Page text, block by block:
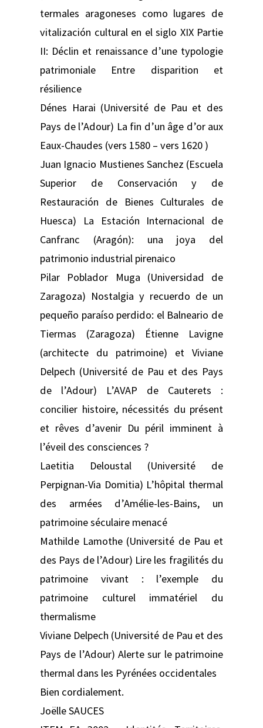
termales aragoneses como lugares de
vitalización cultural en el siglo XIX Partie
II: Déclin et renaissance d’une typologie
patrimoniale Entre disparition et
résilience
Dénes Harai (Université de Pau et des
Pays de l’Adour) La fin d’un âge d’or aux
Eaux-Chaudes (vers 1580 – vers 1620 )
Juan Ignacio Mustienes Sanchez (Escuela
Superior de Conservación y de
Restauración de Bienes Culturales de
Huesca) La Estación Internacional de
Canfranc (Aragón): una joya del
patrimonio industrial pirenaico
Pilar Poblador Muga (Universidad de
Zaragoza) Nostalgia y recuerdo de un
pequeño paraíso perdido: el Balneario de
Tiermas (Zaragoza) Étienne Lavigne
(architecte du patrimoine) et Viviane
Delpech (Université de Pau et des Pays
de l’Adour) L’AVAP de Cauterets :
concilier histoire, nécessités du présent
et rêves d’avenir Du péril imminent à
l’éveil des consciences ?
Laetitia Deloustal (Université de
Perpignan-Via Domitia) L’hôpital thermal
des armées d’Amélie-les-Bains, un
patrimoine séculaire menacé
Mathilde Lamothe (Université de Pau et
des Pays de l’Adour) Lire les fragilités du
patrimoine vivant : l’exemple du
patrimoine culturel immatériel du
thermalisme
Viviane Delpech (Université de Pau et des
Pays de l’Adour) Alerte sur le patrimoine
thermal dans les Pyrénées occidentales
Bien cordialement.
Joëlle SAUCES